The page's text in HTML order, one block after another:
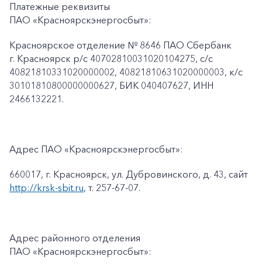
Платежные реквизиты
ПАО «Красноярскэнергосбыт»:
Красноярское отделение № 8646 ПАО Сбербанк
г. Красноярск p/c 40702810031020104275, с/с
40821810331020000002, 40821810631020000003, к/c
30101810800000000627, БИК 040407627, ИНН
2466132221.
Адрес ПАО «Красноярскэнергосбыт»:
660017, г. Красноярск, ул. Дубровинского, д. 43, сайт
http://krsk-sbit.ru, т. 257-67-07.
Адрес районного отделения
ПАО «Красноярскэнергосбыт»: